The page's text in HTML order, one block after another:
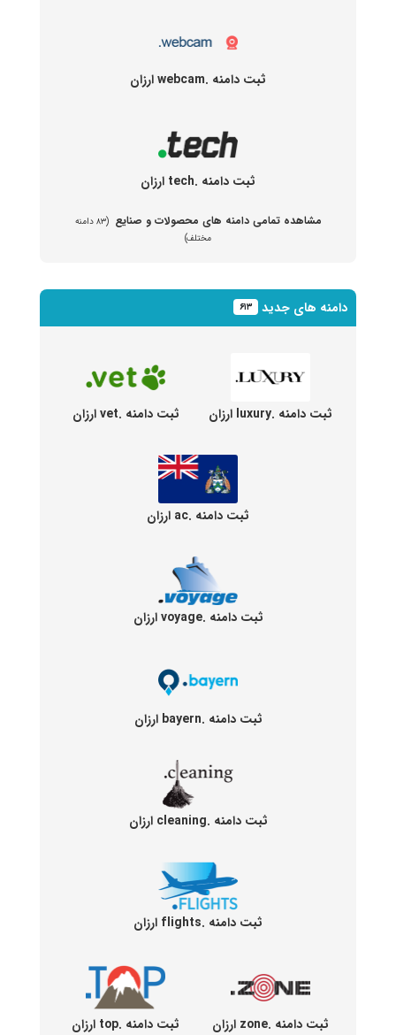
ثبت دامنه .webcam ارزان
ثبت دامنه .tech ارزان
مشاهده تمامی دامنه های محصولات و صنایع
(۸۳ دامنه
مختلف)
دامنه های جدید ۶۱۳
ثبت دامنه .luxury ارزان ثبت دامنه .vet ارزان
ثبت دامنه .ac ارزان
ثبت دامنه .voyage ارزان
ثبت دامنه .bayern ارزان
ثبت دامنه .cleaning ارزان
ثبت دامنه .flights ارزان
ثبت دامنه .zone ارزان ثبت دامنه .top ارزان